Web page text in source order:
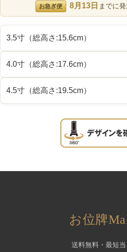
お急ぎ便 8月13日 までに
3.5寸（総高さ:15.6cm）
4.0寸（総高さ:17.6cm）
4.5寸（総高さ:19.5cm）
お位牌
送料無料・最短